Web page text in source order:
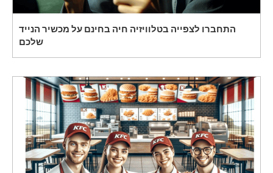
התחברו לצפייה בטלוויזיה חיה בחינם על מכשיר הנייד
שלכם